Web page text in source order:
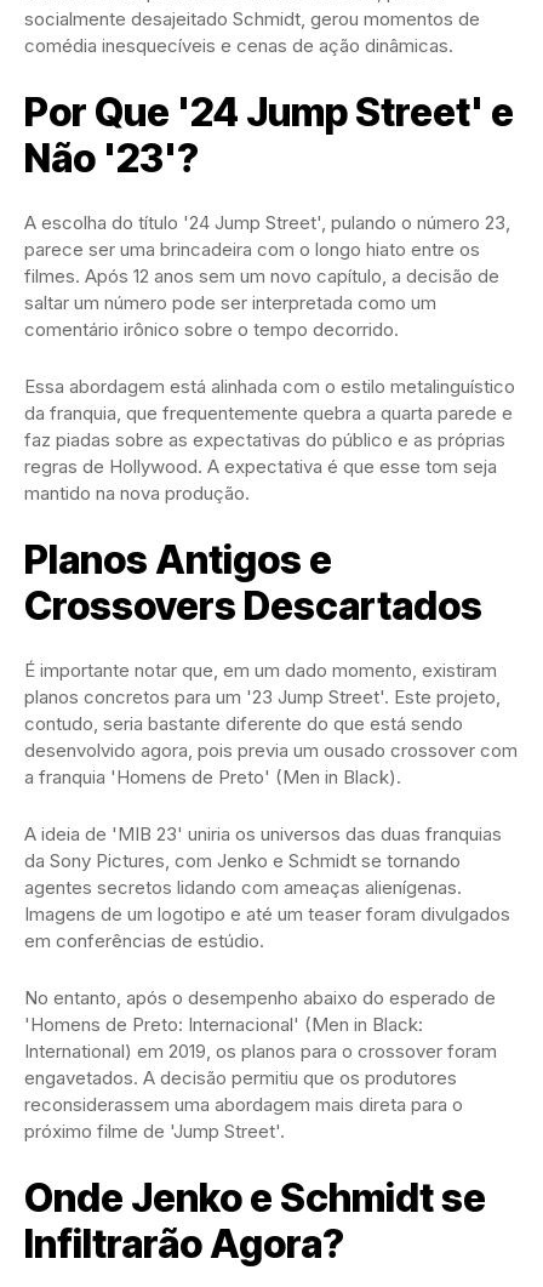
socialmente desajeitado Schmidt, gerou momentos de
comédia inesquecíveis e cenas de ação dinâmicas.
Por Que '24 Jump Street' e
Não '23'?
A escolha do título '24 Jump Street', pulando o número 23,
parece ser uma brincadeira com o longo hiato entre os
filmes. Após 12 anos sem um novo capítulo, a decisão de
saltar um número pode ser interpretada como um
comentário irônico sobre o tempo decorrido.
Essa abordagem está alinhada com o estilo metalinguístico
da franquia, que frequentemente quebra a quarta parede e
faz piadas sobre as expectativas do público e as próprias
regras de Hollywood. A expectativa é que esse tom seja
mantido na nova produção.
Planos Antigos e
Crossovers Descartados
É importante notar que, em um dado momento, existiram
planos concretos para um '23 Jump Street'. Este projeto,
contudo, seria bastante diferente do que está sendo
desenvolvido agora, pois previa um ousado crossover com
a franquia 'Homens de Preto' (Men in Black).
A ideia de 'MIB 23' uniria os universos das duas franquias
da Sony Pictures, com Jenko e Schmidt se tornando
agentes secretos lidando com ameaças alienígenas.
Imagens de um logotipo e até um teaser foram divulgados
em conferências de estúdio.
No entanto, após o desempenho abaixo do esperado de
'Homens de Preto: Internacional' (Men in Black:
International) em 2019, os planos para o crossover foram
engavetados. A decisão permitiu que os produtores
reconsiderassem uma abordagem mais direta para o
próximo filme de 'Jump Street'.
Onde Jenko e Schmidt se
Infiltrarão Agora?